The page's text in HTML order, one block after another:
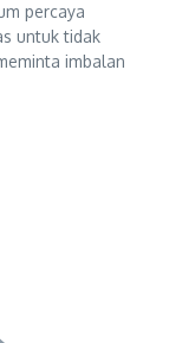
percaya
untuk tidak
imbalan